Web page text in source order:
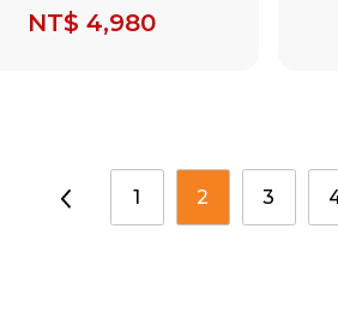
NT$ 4,980
1 2 3